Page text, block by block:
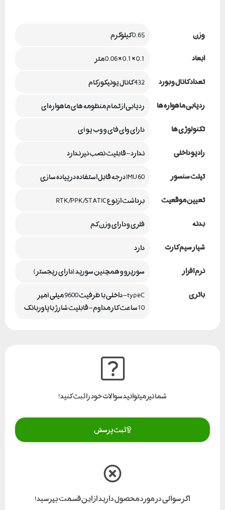
وزن
0.65 کیلوگرم
ابعاد
0.1 × 0.1 × 0.06 متر
تعداد کانال و بورد
432 کانال یونیکورکام
ردیابی ماهواره ها
ردیابی از تمام منظومه های ماهواره ای
تکنولوژی ها
دارای وای فای و وب یو آی
رادیو داخلی
ندارد – قابلیت نصب نیز ندارد
تیلت سنسور
IMU 60 درجه قابل استفاده در پیاده سازی
تعیین موقعیت
برداشت ازنوع RTK/PPK/STATIC
بدنه
فلزی و دارای وزن کم
شیار سیم کارت
دارد
نرم افزار
سورپرو و همچنین سورپد (دارای ریجستر)
باتری
typeC – داخلی با ظرفیت 9600 میلی آمپر
10 ساعت کار مداوم – قابلیت شارژ با پاوربانک
شما نیز میتوانید سوالات خود را ثبت کنید!
ثبت پرسش
اگر سوالی در مورد محصول دارید از این قسمت بپرسید!